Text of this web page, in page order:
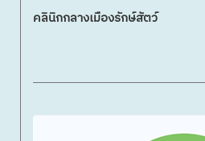
คลินิกกลางเมืองรักษ์สัตว์